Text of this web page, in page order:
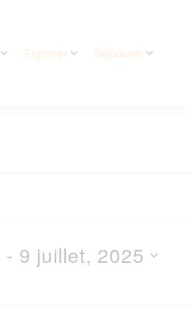
Explorer Séjourner
- 9 juillet, 2025